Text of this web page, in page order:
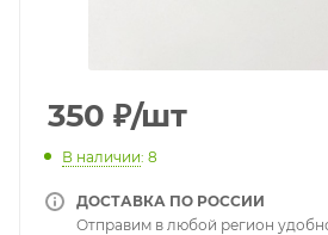
350 ₽/шт
В наличии: 8
ДОСТАВКА ПО РОССИИ
Отправим в любой регион